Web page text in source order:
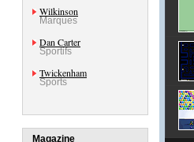
Wilkinson
Marques
Dan Carter
Sportifs
Twickenham
Sports
Magazine